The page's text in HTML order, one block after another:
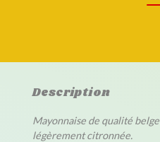
Description
Mayonnaise de qualité
légèrement citronnée.